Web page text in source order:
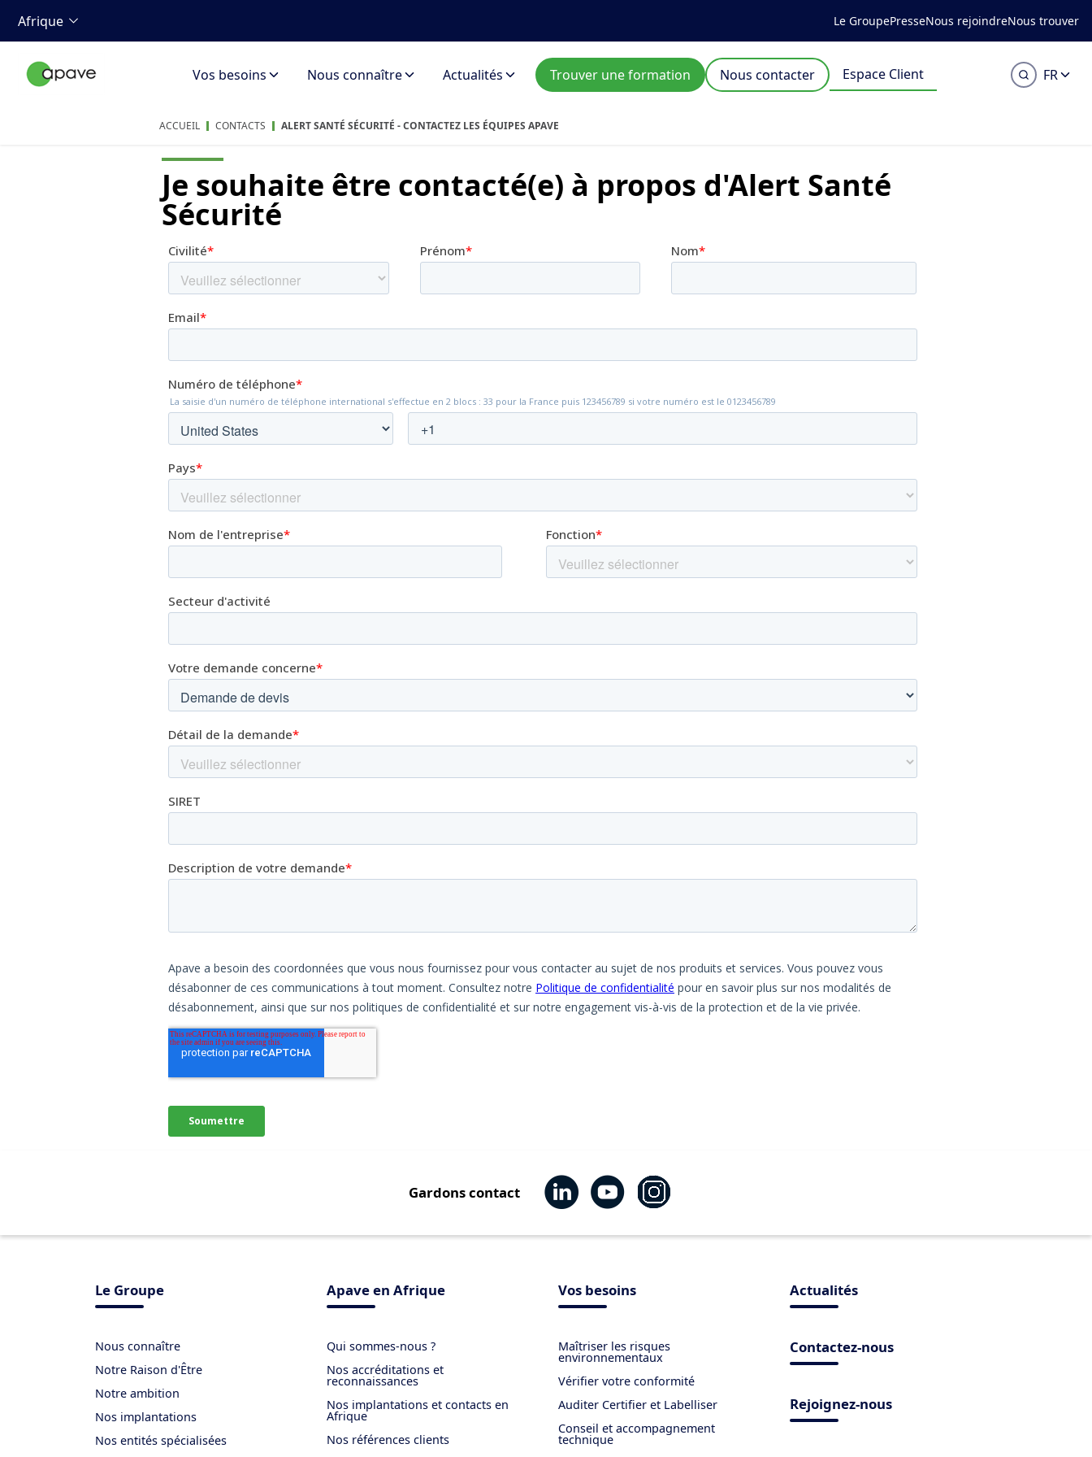
Afrique Le GroupePresseNous rejoindreNous trouver
Vos besoins Nous connaître Actualités Trouver une formation Nous contacter Espace Client FR
ACCUEIL CONTACTS ALERT SANTÉ SÉCURITÉ - CONTACTEZ LES ÉQUIPES APAVE
Je souhaite être contacté(e) à propos d'Alert Santé
Sécurité
Gardons contact
Le Groupe
Nous connaître
Notre Raison d'Être
Notre ambition
Nos implantations
Nos entités spécialisées
Apave en Afrique
Qui sommes-nous ?
Nos accréditations et
reconnaissances
Nos implantations et contacts en
Afrique
Nos références clients
Vos besoins
Maîtriser les risques
environnementaux
Vérifier votre conformité
Auditer Certifier et Labelliser
Conseil et accompagnement
technique
Actualités
Contactez-nous
Rejoignez-nous